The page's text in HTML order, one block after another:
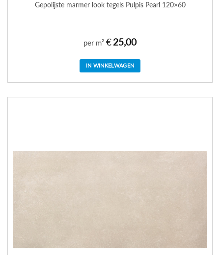
Gepolijste marmer look tegels Pulpis Pearl 120×60
per m² €25,00
IN WINKELWAGEN